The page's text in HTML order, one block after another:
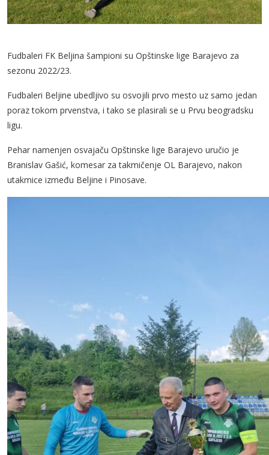
Fudbaleri FK Beljina šampioni su Opštinske lige Barajevo za
sezonu 2022/23.
Fudbaleri Beljine ubedljivo su osvojili prvo mesto uz samo jedan
poraz tokom prvenstva, i tako se plasirali se u Prvu beogradsku
ligu.
Pehar namenjen osvajaču Opštinske lige Barajevo uručio je
Branislav Gašić, komesar za takmičenje OL Barajevo, nakon
utakmice između Beljine i Pinosave.